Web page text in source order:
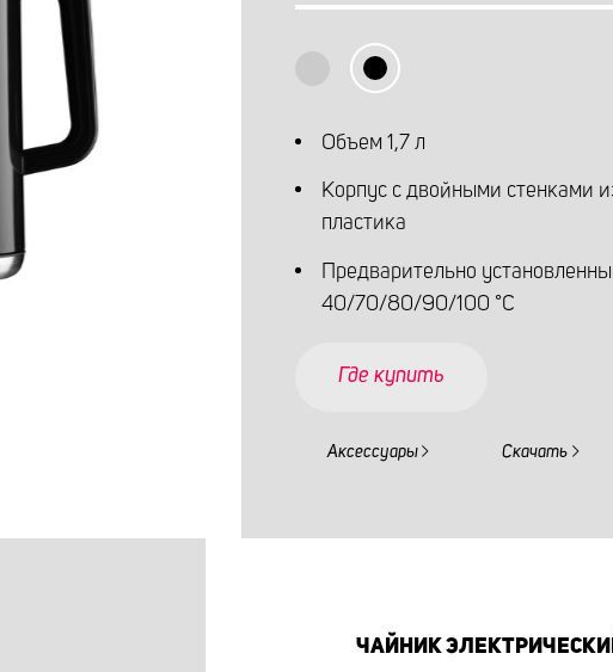
Объем 1,7 л
Корпус с двойными стенками
пластика
Предварительно
40/70/80/90/100 °C
Где купить
Аксессуары Скачать
ЧАЙНИК